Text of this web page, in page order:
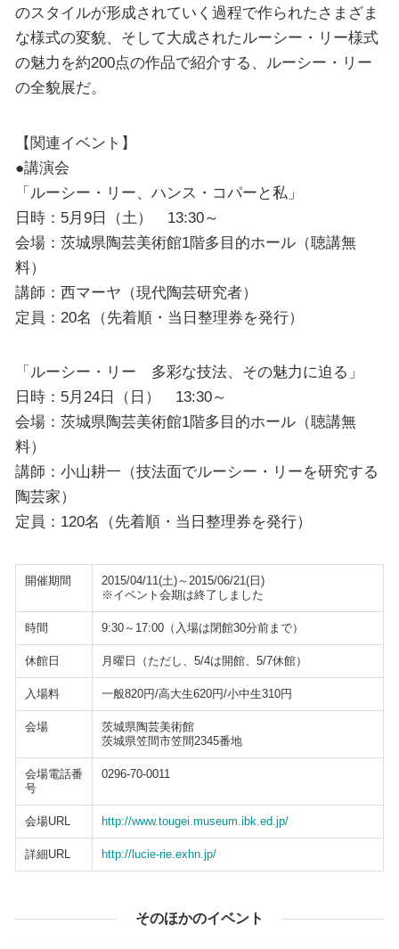
のスタイルが形成されていく過程で作られたさまざま
な様式の変貌、そして大成されたルーシー・リー様式
の魅力を約200点の作品で紹介する、ルーシー・リー
の全貌展だ。
【関連イベント】
●講演会
「ルーシー・リー、ハンス・コパーと私」
日時：5月9日（土） 13:30～
会場：茨城県陶芸美術館1階多目的ホール（聴講無
料）
講師：西マーヤ（現代陶芸研究者）
定員：20名（先着順・当日整理券を発行）
「ルーシー・リー 多彩な技法、その魅力に迫る」
日時：5月24日（日） 13:30～
会場：茨城県陶芸美術館1階多目的ホール（聴講無
料）
講師：小山耕一（技法面でルーシー・リーを研究する
陶芸家）
定員：120名（先着順・当日整理券を発行）
開催期間
2015/04/11(土)～2015/06/21(日)
※イベント会期は終了しました
時間 9:30～17:00（入場は閉館30分前まで）
休館日 月曜日（ただし、5/4は開館、5/7休館）
入場料 一般820円/高大生620円/小中生310円
会場
茨城県陶芸美術館
茨城県笠間市笠間2345番地
会場電話番
号
0296-70-0011
会場URL http://www.tougei.museum.ibk.ed.jp/
詳細URL http://lucie-rie.exhn.jp/
そのほかのイベント